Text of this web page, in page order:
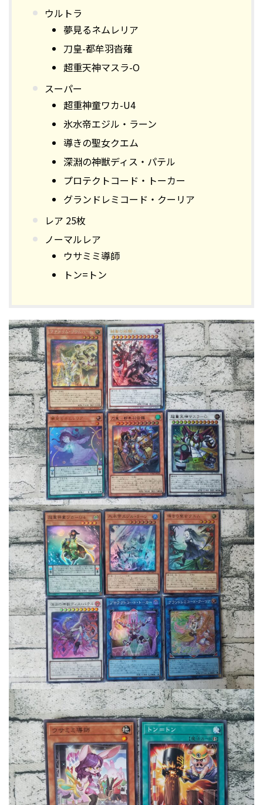
ウルトラ
夢見るネムレリア
刀皇-都牟羽沓薙
超重天神マスラ-O
スーパー
超重神童ワカ-U4
氷水帝エジル・ラーン
導きの聖女クエム
深淵の神獣ディス・パテル
プロテクトコード・トーカー
グランドレミコード・クーリア
レア 25枚
ノーマルレア
ウサミミ導師
トン=トン